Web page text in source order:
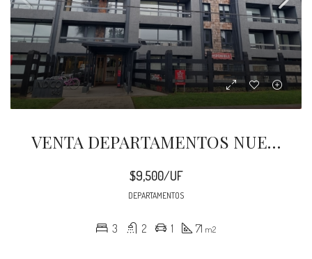
VENTA DEPARTAMENTOS NUEVOS 2024 PUERTO VARAS
$9,500/UF
DEPARTAMENTOS
3 2 1 71 m2